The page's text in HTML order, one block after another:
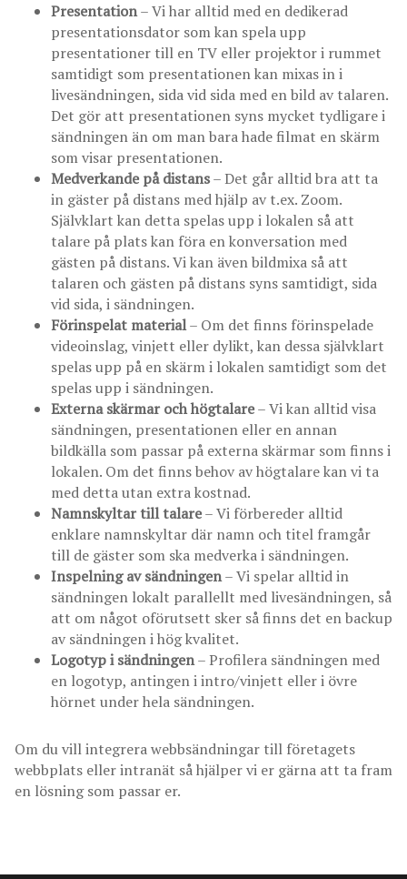
Presentation– Vi har alltid med en dedikerad
presentationsdator som kan spela upp
presentationer till en TV eller projektor i rummet
samtidigt som presentationen kan mixas in i
livesändningen, sida vid sida med en bild av talaren.
Det gör att presentationen syns mycket tydligare i
sändningen än om man bara hade filmat en skärm
som visar presentationen.
Medverkande på distans– Det går alltid bra att ta
in gäster på distans med hjälp av t.ex. Zoom.
Självklart kan detta spelas upp i lokalen så att
talare på plats kan föra en konversation med
gästen på distans. Vi kan även bildmixa så att
talaren och gästen på distans syns samtidigt, sida
vid sida, i sändningen.
Förinspelat material– Om det finns förinspelade
videoinslag, vinjett eller dylikt, kan dessa självklart
spelas upp på en skärm i lokalen samtidigt som det
spelas upp i sändningen.
Externa skärmar och högtalare– Vi kan alltid visa
sändningen, presentationen eller en annan
bildkälla som passar på externa skärmar som finns i
lokalen. Om det finns behov av högtalare kan vi ta
med detta utan extra kostnad.
Namnskyltar till talare– Vi förbereder alltid
enklare namnskyltar där namn och titel framgår
till de gäster som ska medverka i sändningen.
Inspelning av sändningen– Vi spelar alltid in
sändningen lokalt parallellt med livesändningen, så
att om något oförutsett sker så finns det en backup
av sändningen i hög kvalitet.
Logotyp i sändningen– Profilera sändningen med
en logotyp, antingen i intro/vinjett eller i övre
hörnet under hela sändningen.
Om du vill integrera webbsändningar till företagets
webbplats eller intranät så hjälper vi er gärna att ta fram
en lösning som passar er.